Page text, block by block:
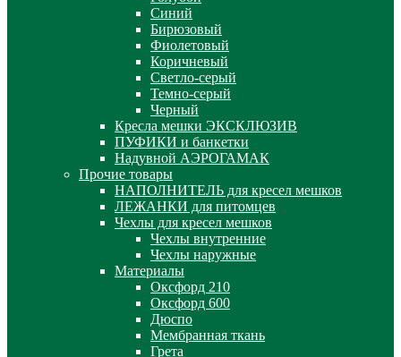
Синий
Бирюзовый
Фиолетовый
Коричневый
Светло-серый
Темно-серый
Черный
Кресла мешки ЭКСКЛЮЗИВ
ПУФИКИ и банкетки
Надувной АЭРОГАМАК
Прочие товары
НАПОЛНИТЕЛЬ для кресел мешков
ЛЕЖАНКИ для питомцев
Чехлы для кресел мешков
Чехлы внутренние
Чехлы наружные
Материалы
Оксфорд 210
Оксфорд 600
Дюспо
Мембранная ткань
Грета